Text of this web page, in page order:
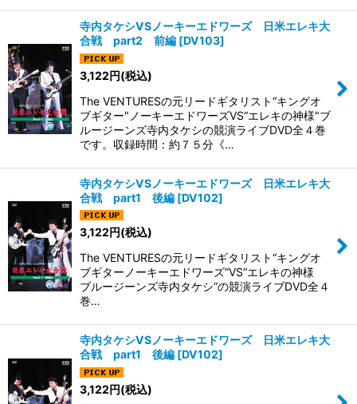
寺内タケシVSノーキーエドワーズ 日米エレキ大
合戦 part2 前編 [DV103]
3,122円(税込)
The VENTURESの元リードギタリスト“キングオ
ブギター"ノーキーエドワーズVS“エレキの神様"ブ
ルージーンズ寺内タケシの競演ライブDVD全４巻
です。収録時間：約７５分《…
寺内タケシVSノーキーエドワーズ 日米エレキ大
合戦 part1 後編 [DV102]
3,122円(税込)
The VENTURESの元リードギタリスト“キングオ
ブギターノーキーエドワーズ”VS“エレキの神様
ブルージーンズ寺内タケシ”の競演ライブDVD全４
巻…
寺内タケシVSノーキーエドワーズ 日米エレキ大
合戦 part1 後編 [DV102]
3,122円(税込)